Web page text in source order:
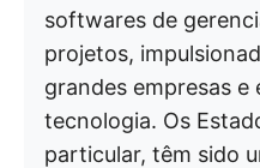
softwares de
projetos,
grandes empresas e
tecnologia. Os
particular, têm sido